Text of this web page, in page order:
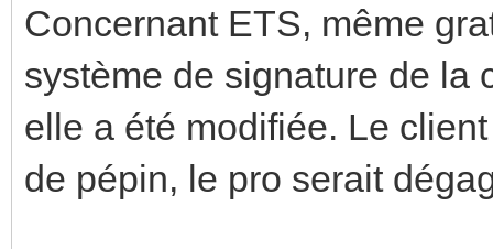
Concernant ETS, même
système de signature de la
elle a été modifiée. Le
de pépin, le pro serait